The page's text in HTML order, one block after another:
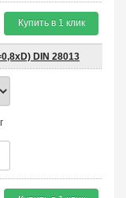
Купить в 1 клик
DIN 28013